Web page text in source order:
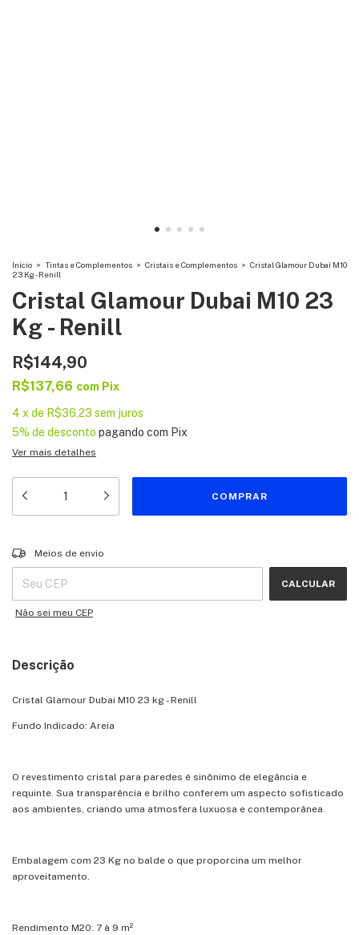
Início > Tintas e Complementos > Cristais e Complementos > Cristal Glamour Dubai M10
23 Kg - Renill
Cristal Glamour Dubai M10 23
Kg - Renill
R$144,90
R$137,66 com Pix
4 xde R$36,23 sem juros
5% de desconto pagando com Pix
Ver mais detalhes
Entregas para o CEP:
Meios de envio
CALCULAR
Não sei meu CEP
Descrição
Cristal Glamour Dubai M10 23 kg - Renill
Fundo Indicado: Areia
O revestimento cristal para paredes é sinônimo de elegância e
requinte. Sua transparência e brilho conferem um aspecto sofisticado
aos ambientes, criando uma atmosfera luxuosa e contemporânea.
Embalagem com 23 Kg no balde o que proporcina um melhor
aproveitamento.
Rendimento M20: 7 à 9 m²